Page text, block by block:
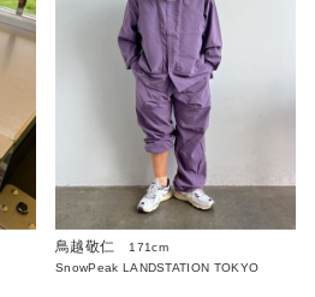
鳥越敬仁
171cm
SnowPeak LANDSTATION TOKYO